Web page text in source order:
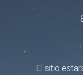
El sitio